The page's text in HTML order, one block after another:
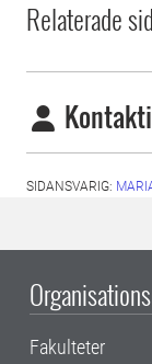
Relaterade
SIDANSVARIG:
Fakulteter